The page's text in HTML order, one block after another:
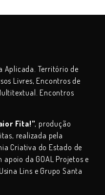
Aplicada. Território de
Livres, Encontros de
Encontros
Fita!”, produção
realizada pela
Criativa do Estado de
apoio da GOAL Projetos e
Lins e Grupo Santa